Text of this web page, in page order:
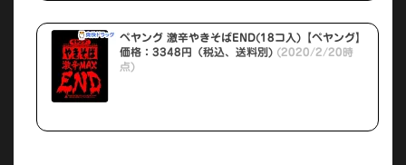
ペヤング 激辛やきそばEND(18コ入)【ペヤング】
価格：3348円（税込、送料別) (2020/2/20時
点)